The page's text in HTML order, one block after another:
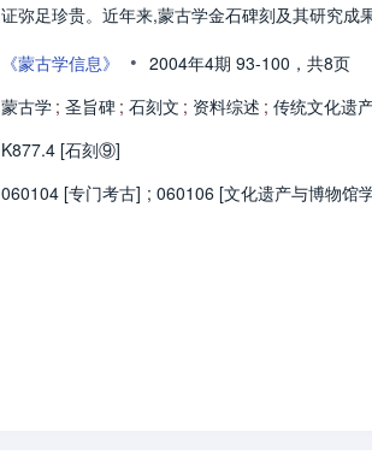
证弥足珍贵。近年来,蒙古学金石碑刻及其研究成
《蒙古学信息》 • 2004年4期 93-100， 共8页
蒙古学 ; 圣旨碑 ; 石刻文 ; 资料综述 ; 传统文化遗
K877.4 [石刻⑨]
060104 [专门考古] ; 060106 [文化遗产与博物馆